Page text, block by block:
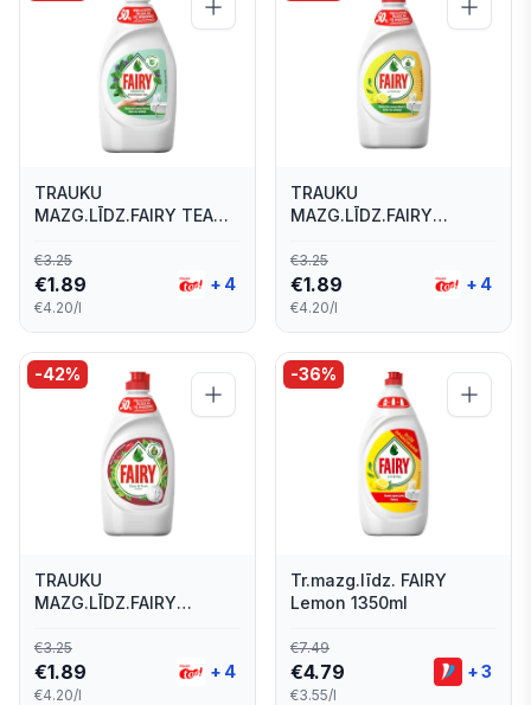
TRAUKU
MAZG.LĪDZ.FAIRY TEA
€3.25
€1.89
€4.20/l
+ 4
TRAUKU
MAZG.LĪDZ.FAIRY
€3.25
€1.89
€4.20/l
+ 4
-42%
TRAUKU
MAZG.LĪDZ.FAIRY
€3.25
€1.89
€4.20/l
+ 4
-36%
Tr.mazg.līdz. FAIRY
Lemon 1350ml
€7.49
€4.79
€3.55/l
+3